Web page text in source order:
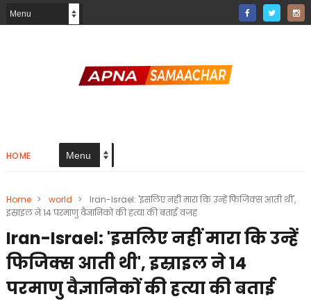
HOME
Home > world >
Iran-Israel: 'इसलिए नहीं मारा कि उन्हें फिजिक्स आती थी',
इस्राइल ने 14 परमाणु वैज्ञानिकों की हत्या की बताई वजह
Iran-Israel: 'इसलिए नहीं मारा कि उन्हें
फिजिक्स आती थी', इस्राइल ने 14
परमाणु वैज्ञानिकों की हत्या की बताई